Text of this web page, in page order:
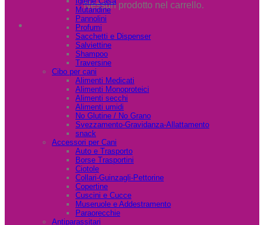
Nessun prodotto nel carrello.
Mutandine
Pannolini
Profumi
Sacchetti e Dispenser
Salviettine
Shampoo
Traversine
Cibo per cani
Alimenti Medicati
Alimenti Monoproteici
Alimenti secchi
Alimenti umidi
No Glutine / No Grano
Svezzamento-Gravidanza-Allattamento
snack
Accessori per Cani
Auto e Trasporto
Borse Trasportini
Ciotole
Collari-Guinzagli-Pettorine
Copertine
Cuscini e Cucce
Museruole e Addestramento
Paraorecchie
Antiparassitari